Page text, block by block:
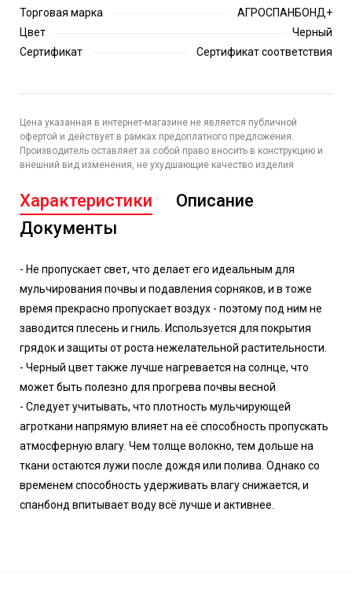
Торговая марка
АГРОСПАНБОНД+
Цвет
Черный
Сертификат
Сертификат соответствия
Цена указанная в интернет-магазине не является публичной
офертой и действует в рамках предоплатного предложения.
Производитель оставляет за собой право вносить в конструкцию и
внешний вид изменения, не ухудшающие качество изделия
Характеристики
Описание
Документы
- Не пропускает свет, что делает его идеальным для
мульчирования почвы и подавления сорняков, и в тоже
время прекрасно пропускает воздух - поэтому под ним не
заводится плесень и гниль. Используется для покрытия
грядок и защиты от роста нежелательной растительности.
- Черный цвет также лучше нагревается на солнце, что
может быть полезно для прогрева почвы весной
- Следует учитывать, что плотность мульчирующей
агроткани напрямую влияет на её способность пропускать
атмосферную влагу. Чем толще волокно, тем дольше на
ткани остаются лужи после дождя или полива. Однако со
временем способность удерживать влагу снижается, и
спанбонд впитывает воду всё лучше и активнее.